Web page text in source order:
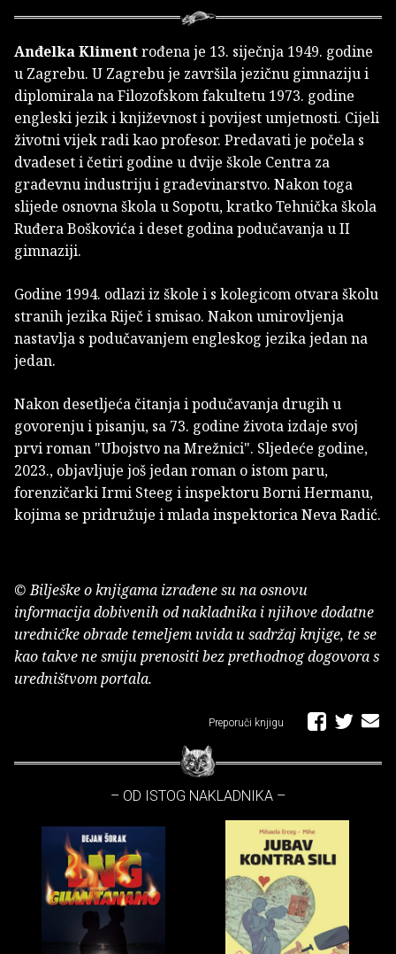
Anđelka Klimentrođena je 13. siječnja 1949. godine
u Zagrebu. U Zagrebu je završila jezičnu gimnaziju i
diplomirala na Filozofskom fakultetu 1973. godine
engleski jezik i književnost i povijest umjetnosti. Cijeli
životni vijek radi kao profesor. Predavati je počela s
dvadeset i četiri godine u dvije škole Centra za
građevnu industriju i građevinarstvo. Nakon toga
slijede osnovna škola u Sopotu, kratko Tehnička škola
Ruđera Boškovića i deset godina podučavanja u II
gimnaziji.
Godine 1994. odlazi iz škole i s kolegicom otvara školu
stranih jezika Riječ i smisao. Nakon umirovljenja
nastavlja s podučavanjem engleskog jezika jedan na
jedan.
Nakon desetljeća čitanja i podučavanja drugih u
govorenju i pisanju, sa 73. godine života izdaje svoj
prvi roman "Ubojstvo na Mrežnici". Sljedeće godine,
2023., objavljuje još jedan roman o istom paru,
forenzičarki Irmi Steeg i inspektoru Borni Hermanu,
kojima se pridružuje i mlada inspektorica Neva Radić.
© Bilješke o knjigama izrađene su na osnovu
informacija dobivenih od nakladnika i njihove dodatne
uredničke obrade temeljem uvida u sadržaj knjige, te se
kao takve ne smiju prenositi bez prethodnog dogovora s
uredništvom portala.
Preporuči knjigu
– OD ISTOG NAKLADNIKA –